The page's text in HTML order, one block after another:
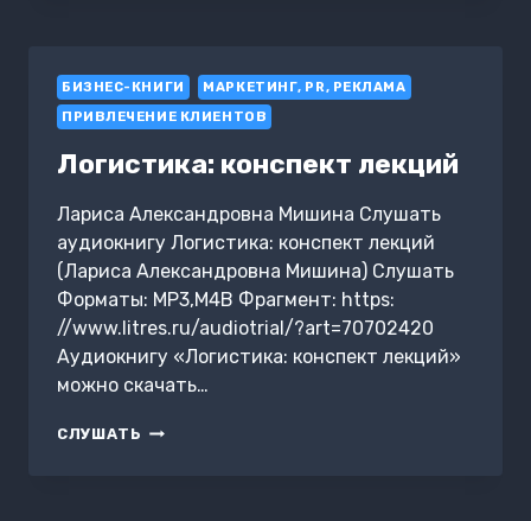
БИЗНЕС-КНИГИ
МАРКЕТИНГ, PR, РЕКЛАМА
ПРИВЛЕЧЕНИЕ КЛИЕНТОВ
Логистика: конспект лекций
Лариса Александровна Мишина Слушать
аудиокнигу Логистика: конспект лекций
(Лариса Александровна Мишина) Слушать
Форматы: MP3,M4B Фрагмент: https:
//www.litres.ru/audiotrial/?art=70702420
Аудиокнигу «Логистика: конспект лекций»
можно скачать…
СЛУШАТЬ ЛОГИСТИКА: